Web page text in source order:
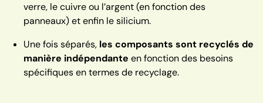
verre, le cuivre ou l’argent (en fonction des
panneaux) et enfin le silicium.
Une fois séparés, les composants sont recyclés de
manière indépendante en fonction des besoins
spécifiques en termes de recyclage.